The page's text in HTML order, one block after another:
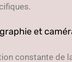
et
constante de